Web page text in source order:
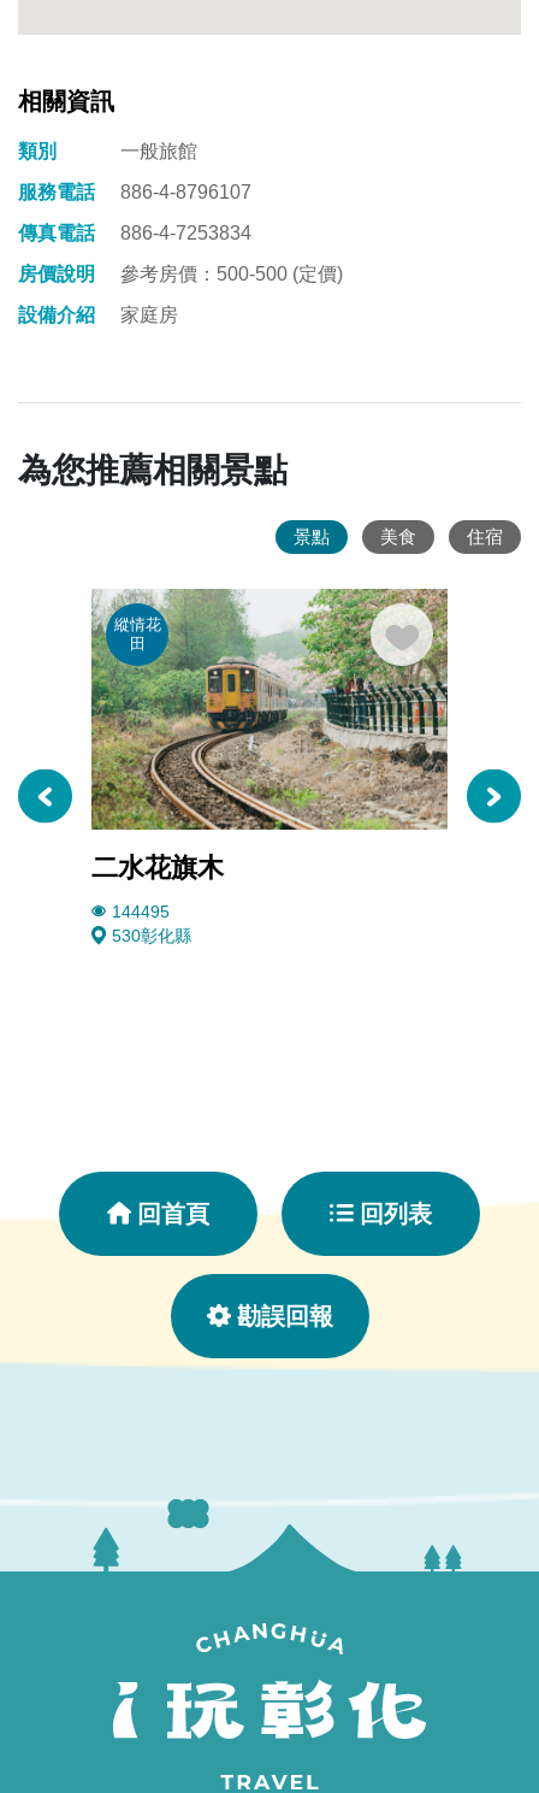
相關資訊
類別
一般旅館
服務電話
886-4-8796107
傳真電話
886-4-7253834
房價說明
參考房價：500-500 (定價)
設備介紹
家庭房
為您推薦相關景點
景點 美食 住宿
縱情花
田
二水花旗木
144495
530彰化縣
回首頁 回列表
勘誤回報